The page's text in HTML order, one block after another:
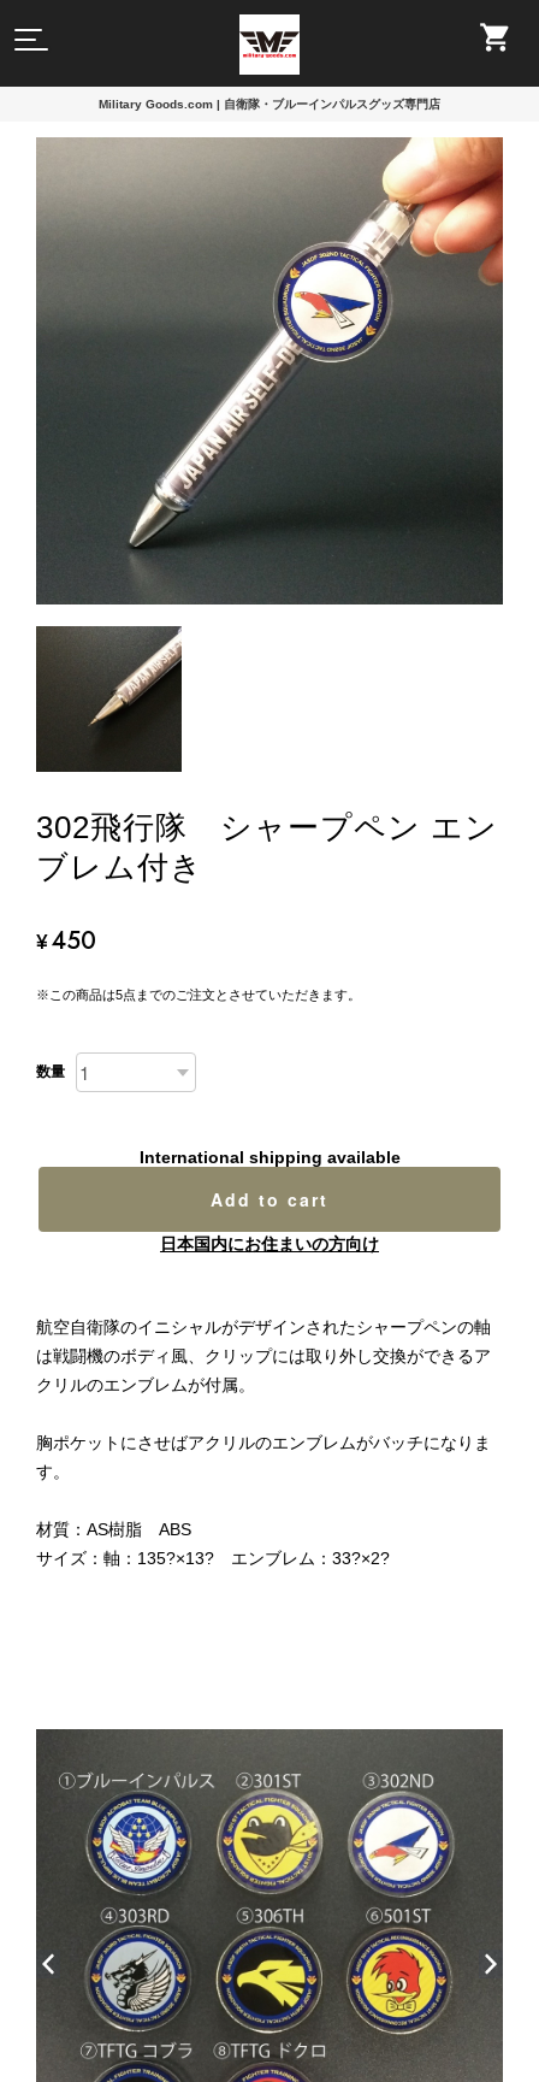
Military Goods.com | 自衛隊・ブルーインパルスグッズ専門店
302飛行隊 シャープペン エン
ブレム付き
¥450
※この商品は5点までのご注文とさせていただきます。
数量
International shipping available
Add to cart
日本国内にお住まいの方向け
航空自衛隊のイニシャルがデザインされたシャープペンの軸
は戦闘機のボディ風、クリップには取り外し交換ができるア
クリルのエンブレムが付属。
胸ポケットにさせばアクリルのエンブレムがバッチになりま
す。
材質：AS樹脂 ABS
サイズ：軸：135?×13? エンブレム：33?×2?